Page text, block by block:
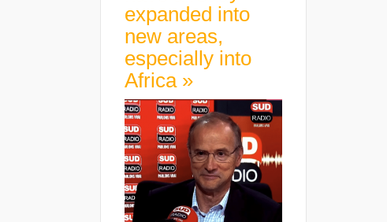
expanded into
new areas,
especially into
Africa »